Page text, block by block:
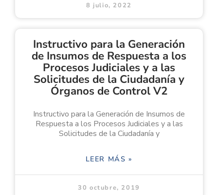
8 julio, 2022
Instructivo para la Generación
de Insumos de Respuesta a los
Procesos Judiciales y a las
Solicitudes de la Ciudadanía y
Órganos de Control V2
Instructivo para la Generación de Insumos de
Respuesta a los Procesos Judiciales y a las
Solicitudes de la Ciudadanía y
LEER MÁS »
30 octubre, 2019